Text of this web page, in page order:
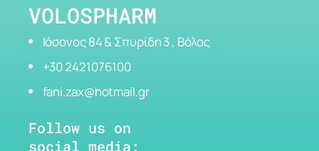
VOLOSPHARM
Ιάσονος 84 & Σπυρίδη 3 , Βόλος
+30 2421076100
fani.zax@hotmail.gr
Follow us on
social media: